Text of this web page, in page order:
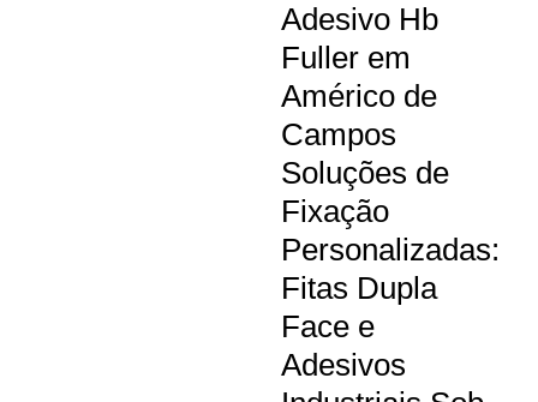
Adesivo Hb
Fuller em
Américo de
Campos
Soluções de
Fixação
Personalizadas:
Fitas Dupla
Face e
Adesivos